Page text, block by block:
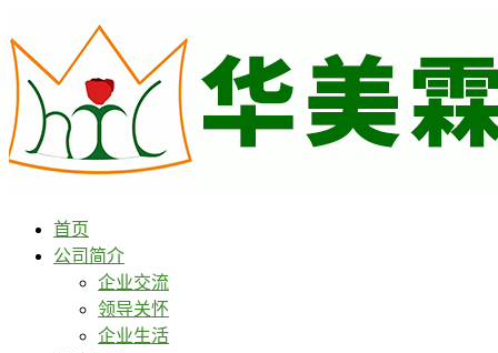
首页
公司简介
企业交流
领导关怀
企业生活